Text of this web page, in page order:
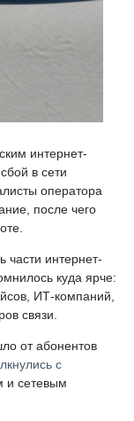
интернет-
в сети
оператора
после чего
части интернет-
куда ярче:
ИТ-компаний,
связи.
от абонентов
с
и сетевым